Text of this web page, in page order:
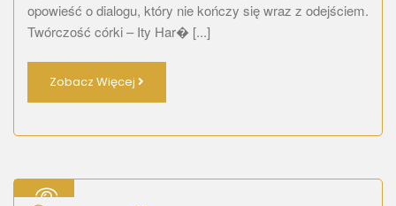
opowieść o dialogu, który nie kończy się wraz z odejściem.
Twórczość córki – Ity Har� [...]
Zobacz Więcej